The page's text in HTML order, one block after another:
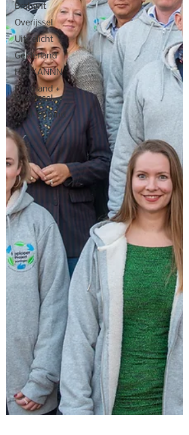
Brabant
Overijssel
Uitgelicht
Gelderland
Het KANNN
Flevoland +
Overijssel
Zuid-Holland